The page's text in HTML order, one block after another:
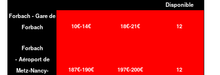
Disponible
Forbach - Gare de
Forbach
10€-14€ 18€-21€ 12
Forbach
- Aéroport de
Metz-Nancy-
187€-190€ 197€-200€ 12